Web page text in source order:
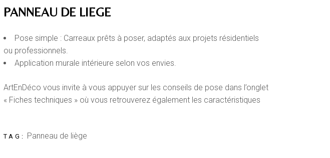
PANNEAU DE LIEGE
Pose simple : Carreaux prêts à poser, adaptés aux projets résidentiels
ou professionnels.
Application murale intérieure selon vos envies.
ArtEnDéco vous invite à vous appuyer sur les conseils de pose dans l’onglet
« Fiches techniques » où vous retrouverez également les caractéristiques
TAG: Panneau de liège